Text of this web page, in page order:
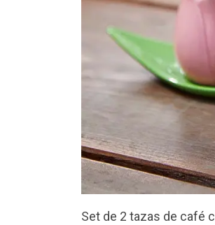
Diseño original y bonito